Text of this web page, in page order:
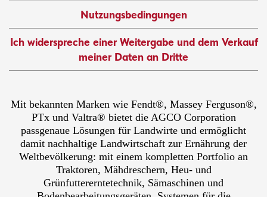
Nutzungsbedingungen
Ich widerspreche einer Weitergabe und dem Verkauf
meiner Daten an Dritte
Mit bekannten Marken wie Fendt®, Massey Ferguson®,
PTx und Valtra® bietet die AGCO Corporation
passgenaue Lösungen für Landwirte und ermöglicht
damit nachhaltige Landwirtschaft zur Ernährung der
Weltbevölkerung: mit einem kompletten Portfolio an
Traktoren, Mähdreschern, Heu- und
Grünfuttererntetechnik, Sämaschinen und